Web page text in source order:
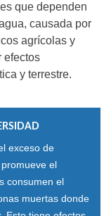
que dependen
causada por
agrícolas y
efectos
y terrestre.
exceso de
el
consumen el
muertas donde